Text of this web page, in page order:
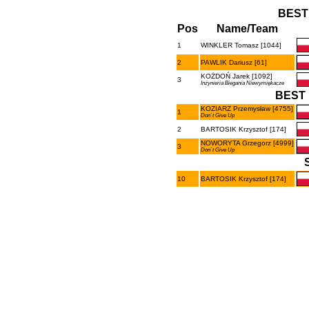
Pos
Name/Team
1 WINKLER Tomasz [1044]
2 PAWLIK Dariusz [61]
3 KOŻDOŃ Jarek [1092]
Inżynieria Biegania Niewymiękacze
BEST
1 KOZIARZ Przemysław [4755]
Don`t Give Up
2 BARTOSIK Krzysztof [174]
3 NOWORYTA Grzegorz [4999]
Don`t Give Up
10 BARTOSIK Krzysztof [174]